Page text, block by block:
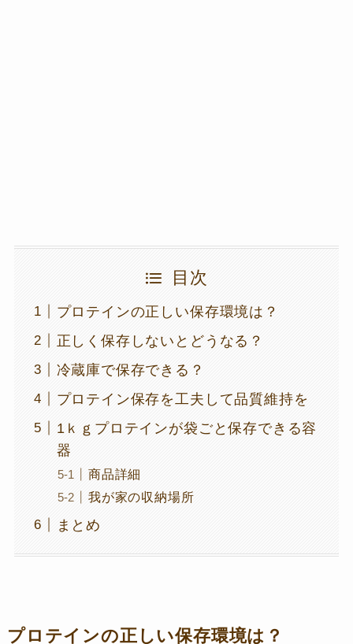
目次
プロテインの正しい保存環境は？
正しく保存しないとどうなる？
冷蔵庫で保存できる？
プロテイン保存を工夫して品質維持を
1ｋｇプロテインが袋ごと保存できる容
器
商品詳細
我が家の収納場所
まとめ
プロテインの正しい保存環境は？